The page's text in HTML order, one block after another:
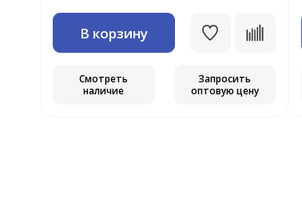
В корзину
Смотреть
наличие
Запросить
оптовую цену